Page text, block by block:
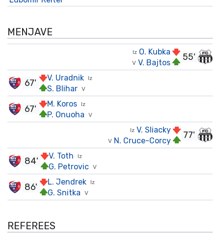
MENJAVE
55'
Iz O. Kubka
V V. Bajtos
Iz
V. Uradnik
V
S. Blihar
67'
Iz
M. Koros
V
P. Onuoha
67'
77'
Iz V. Sliacky
V N. Cruce-Corcy
Iz
V. Toth
V
G. Petrovic
84'
Iz
L. Jendrek
V
G. Snitka
86'
REFEREES